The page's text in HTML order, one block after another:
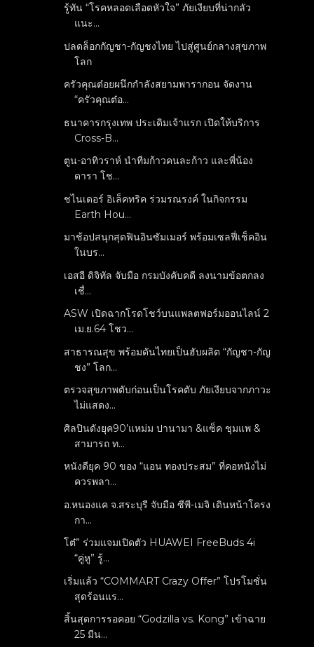
รู้ทัน “โรคหลอดเลือดหัวใจ” ภัยเงียบที่น่ากลัว
แนะ...
ปลดล็อกกัญชา-กัญชงไทย ไปสู่ศูนย์กลางสุขภาพ
โลก
ครัวคุณต๋อยผนึกกำลังสยามพารากอน จัดงาน
“ครัวคุณต๋อ...
ธนาคารกรุงเทพ ประเดิมเจ้าแรก เปิดให้บริการ
Cross-B...
ตูน-อาทิวราห์ นำทีมก้าวคนละก้าว และพี่น้อง
ดารา โช...
ชไนเดอร์ อิเล็คทริค ร่วมรณรงค์ ในกิจกรรม
Earth Hou...
มาช้อปสนุกสุดฟินอินซัมเมอร์ พร้อมเซลฟี่เช็คอิน
ในบร...
เอสอี ดิจิทัล จับมือ กรมบังคับคดี ลงนามข้อตกลง
เชื่...
ASW เปิดฉากโรดโชว์บนแพลตฟอร์มออนไลน์ 2
เม.ย.64 โชว...
สาธารณสุข พร้อมดันไทยเป็นฮับผลิต “กัญชา-กัญ
ชง” โลก...
ตรวจสุขภาพตับก่อนเป็นโรคตับ ภัยเงียบจากภาวะ
ไม่แสดง...
ศิลปินดังยุค90’แหม่ม ปานามา &แซ็ค ชุมแพ &
สามารถ ท...
หนังดียุค 90 ของ “แอน ทองประสม” ที่คอหนังไม่
ควรพลา...
อ.หนองแค จ.สระบุรี จับมือ ซีพี-เมจิ เดินหน้าโครง
กา...
โต๋” ร่วมแจมเปิดตัว HUAWEI FreeBuds 4i
“คู่หู” รู้...
เริ่มแล้ว “COMMART Crazy Offer” โปรโมชั่น
สุดร้อนแร...
สิ้นสุดการรอคอย “Godzilla vs. Kong” เข้าฉาย
25 มีน...